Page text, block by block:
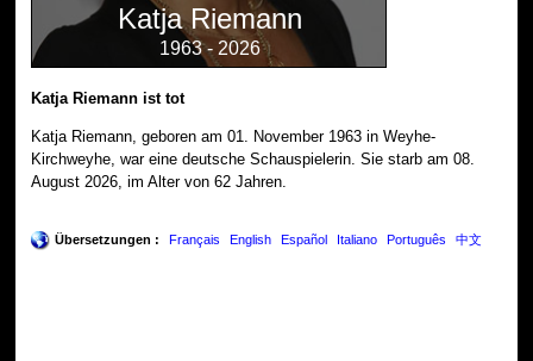
Katja Riemann
1963 - 2026
Katja Riemann ist tot
Katja Riemann, geboren am 01. November 1963 in Weyhe-
Kirchweyhe, war eine deutsche Schauspielerin. Sie starb am 08.
August 2026, im Alter von 62 Jahren.
Übersetzungen : Français English Español Italiano Português 中文